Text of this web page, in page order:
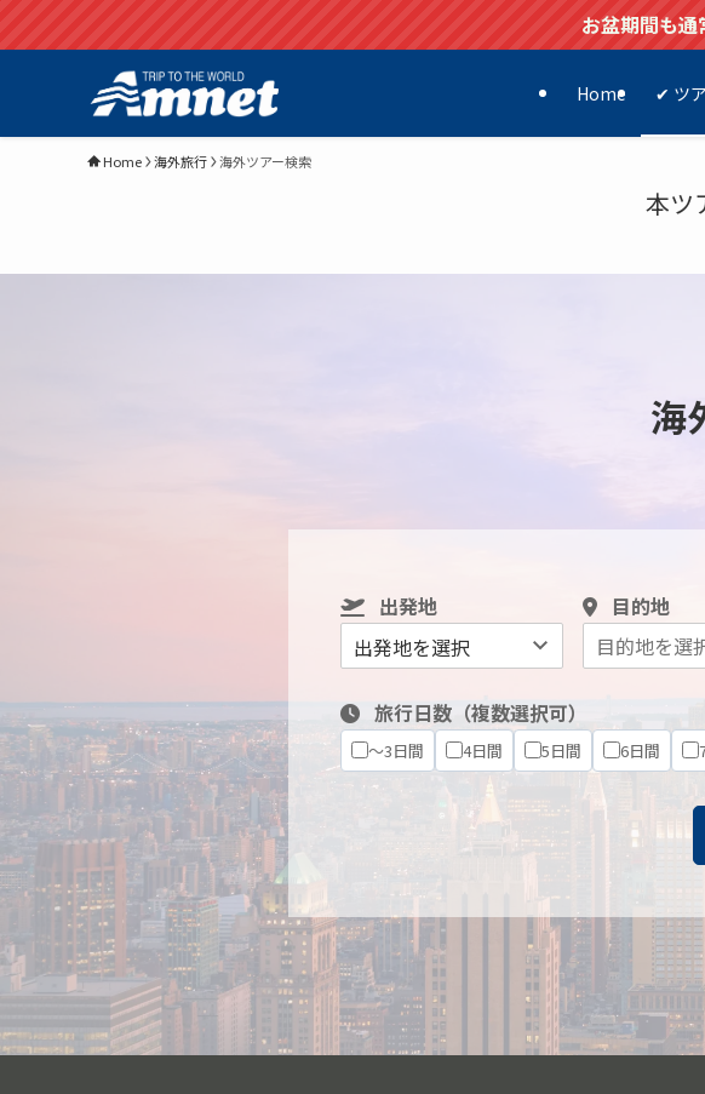
お盆期間も通
Home ✔ ツ
Home 海外旅行 海外ツアー検索
本ツ
海
出発地 目的地
旅行日数（複数選択可）
～3日間 4日間 5日間 6日間